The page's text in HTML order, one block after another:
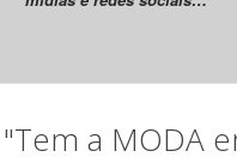
"Tem a MODA